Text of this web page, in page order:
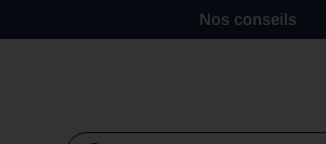
Nos conseils